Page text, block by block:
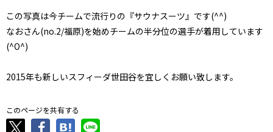
この写真は今チームで流行りの『サウナスーツ』です(^^)
なおさん(no.2/福原)を始めチームの半分位の選手が着用しています
(^O^)
2015年も新しいスフィーダ世田谷を宜しくお願い致します。
このページを共有する